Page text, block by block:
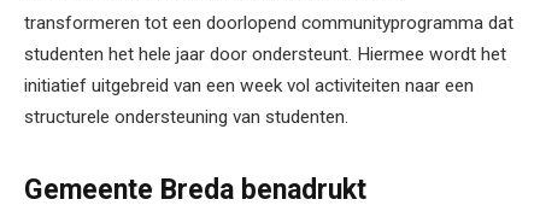
transformeren tot een doorlopend communityprogramma dat
studenten het hele jaar door ondersteunt. Hiermee wordt het
initiatief uitgebreid van een week vol activiteiten naar een
structurele ondersteuning van studenten.
Gemeente Breda benadrukt